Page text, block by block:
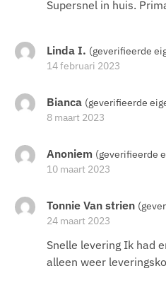
Supersnel in huis.
Linda I. (geverifieerde
14 februari 2023
Bianca (geverifieerde
8 maart 2023
Anoniem (geverifieerde
10 maart 2023
Tonnie Van strien
24 maart 2023
Snelle levering Ik had
alleen weer